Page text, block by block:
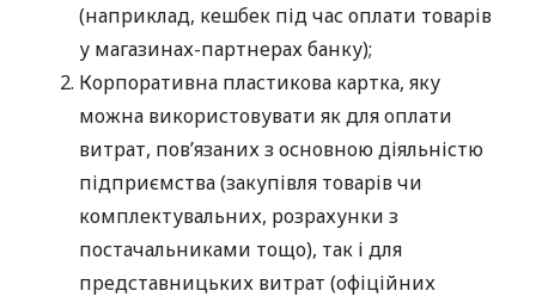
(наприклад, кешбек під час оплати товарів
у магазинах-партнерах банку);
Корпоративна пластикова картка, яку
можна використовувати як для оплати
витрат, пов’язаних з основною діяльністю
підприємства (закупівля товарів чи
комплектувальних, розрахунки з
постачальниками тощо), так і для
представницьких витрат (офіційних